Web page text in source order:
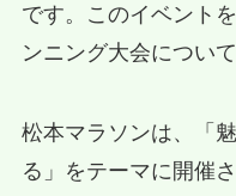
です。このイベント
ンニング大会につい
松本マラソンは、「
る」をテーマに開催